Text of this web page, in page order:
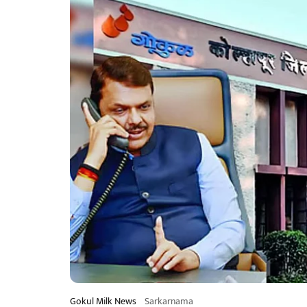
Gokul Milk News Sarkarnama